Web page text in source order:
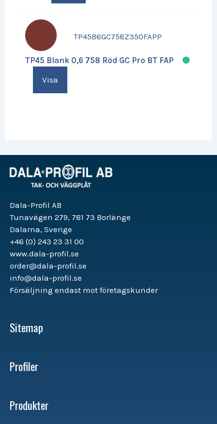
TP45B6GC758Z350FAPP
TP45 Blank 0,6 758 Röd GC Pro BT FAP
Visa
Dala-Profil AB
Tunavägen 279, 781 73 Borlänge
Dalarna, Sverige
+46 (0) 243 23 31 00
www.dala-profil.se
order@dala-profil.se
info@dala-profil.se
Försäljning endast mot företagskunder
Sitemap
Profiler
Produkter